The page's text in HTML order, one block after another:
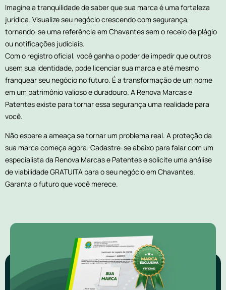
Imagine a tranquilidade de saber que sua marca é uma fortaleza
jurídica. Visualize seu negócio crescendo com segurança,
tornando-se uma referência em Chavantes sem o receio de plágio
ou notificações judiciais.
Com o registro oficial, você ganha o poder de impedir que outros
usem sua identidade, pode licenciar sua marca e até mesmo
franquear seu negócio no futuro. É a transformação de um nome
em um patrimônio valioso e duradouro. A Renova Marcas e
Patentes existe para tornar essa segurança uma realidade para
você.
Não espere a ameaça se tornar um problema real. A proteção da
sua marca começa agora. Cadastre-se abaixo para falar com um
especialista da Renova Marcas e Patentes e solicite uma análise
de viabilidade GRATUITA para o seu negócio em Chavantes.
Garanta o futuro que você merece.